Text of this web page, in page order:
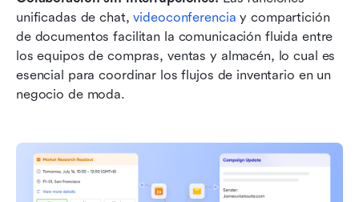
unificadas de chat, videoconferencia y compartición
de documentos facilitan la comunicación fluida entre
los equipos de compras, ventas y almacén, lo cual es
esencial para coordinar los flujos de inventario en un
negocio de moda.